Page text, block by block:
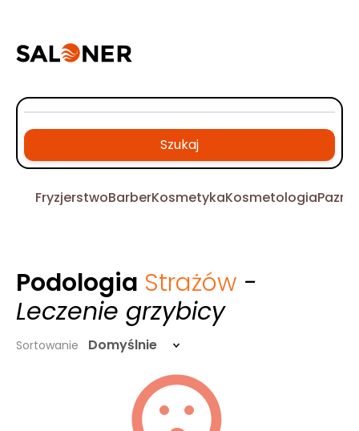
Szukaj
FryzjerstwoBarberKosmetykaKosmetologia
Podologia Strażów -
Leczenie grzybicy
Sortowanie Domyślnie